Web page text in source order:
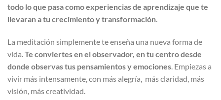
todo lo que pasa como experiencias de aprendizaje que te
llevaran a tu crecimiento y transformación
La meditación simplemente te enseña una nueva forma de
vida. Te conviertes en el observador, en tu centro desde
donde observas tus pensamientos y emociones . Empiezas a
vivir más intensamente, con más alegría, más claridad, más
visión, más creatividad.